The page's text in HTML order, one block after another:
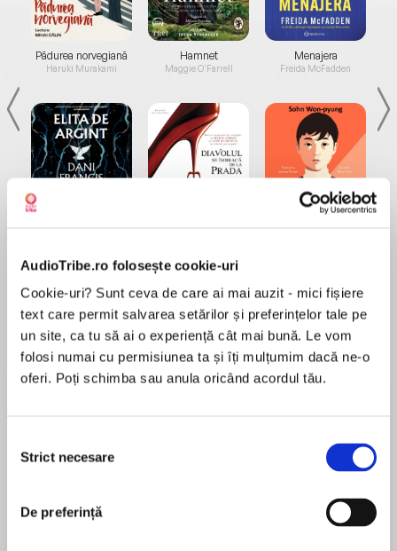
AudioTribe.ro folosește cookie-uri
Cookie-uri? Sunt ceva de care ai mai auzit - mici fișiere
text care permit salvarea setărilor și preferințelor tale pe
un site, ca tu să ai o experiență cât mai bună. Le vom
folosi numai cu permisiunea ta și îți mulțumim dacă ne-o
oferi. Poți schimba sau anula oricând acordul tău.
consimțământului
Strict necesare
De preferință
Pădurea norvegiană
Haruki Murakami
Hamnet
Maggie O'Farrell
Menajera
Freida McFadden
Migdală
Desprecarte
Allan şi Barbara analizează cu maximă
sinceritate şi cu o doză considerabilă de umor
cele două tabere. Bazându-se pe cercetări
despre creier, pe noutăți din psihologie şi pe
descoperirile ştiinţifice de ultimă oră într-un
MAI MULT